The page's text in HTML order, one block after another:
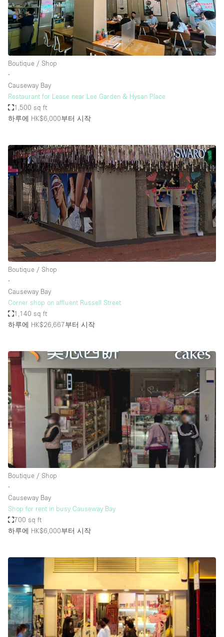
Boutique / Shop
∙
Causeway Bay
Restaurant for Lease near Lee Garden & Hysan Place
1,500 sq ft
하루에 HK$6,000부터 시작
Boutique / Shop
∙
Causeway Bay
Corner shop on affluent Russell Street
1,140 sq ft
하루에 HK$26,667부터 시작
Boutique / Shop
∙
Causeway Bay
Shop for rent in busy Causeway Bay
700 sq ft
하루에 HK$6,000부터 시작